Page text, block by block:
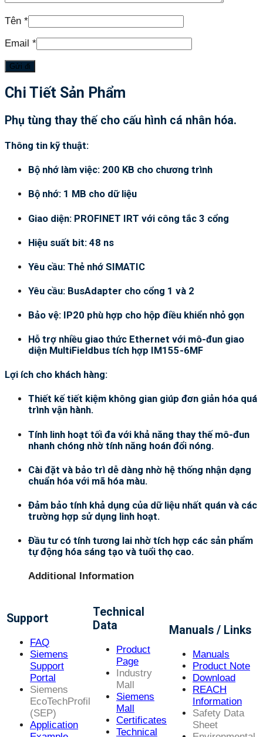
Tên *
Email *
Chi Tiết Sản Phẩm
Phụ tùng thay thế cho cấu hình cá nhân hóa.
Thông tin kỹ thuật:
Bộ nhớ làm việc: 200 KB cho chương trình
Bộ nhớ: 1 MB cho dữ liệu
Giao diện: PROFINET IRT với công tắc 3 cổng
Hiệu suất bit: 48 ns
Yêu cầu: Thẻ nhớ SIMATIC
Yêu cầu: BusAdapter cho cổng 1 và 2
Bảo vệ: IP20 phù hợp cho hộp điều khiển nhỏ gọn
Hỗ trợ nhiều giao thức Ethernet với mô-đun giao
diện MultiFieldbus tích hợp IM155-6MF
Lợi ích cho khách hàng:
Thiết kế tiết kiệm không gian giúp đơn giản hóa quá
trình vận hành.
Tính linh hoạt tối đa với khả năng thay thế mô-đun
nhanh chóng nhờ tính năng hoán đổi nóng.
Cài đặt và bảo trì dễ dàng nhờ hệ thống nhận dạng
chuẩn hóa với mã hóa màu.
Đảm bảo tính khả dụng của dữ liệu nhất quán và các
trường hợp sử dụng linh hoạt.
Đầu tư có tính tương lai nhờ tích hợp các sản phẩm
tự động hóa sáng tạo và tuổi thọ cao.
Additional Information
Support
FAQ
Siemens
Support
Portal
Siemens
EcoTechProfil
(SEP)
Application
Technical
Data
Product
Page
Industry
Mall
Siemens
Mall
Certificates
Technical
Manuals / Links
Manuals
Product Note
Download
REACH
Information
Safety Data
Sheet